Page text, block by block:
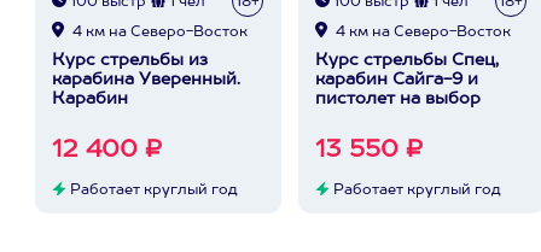
4 км на Северо-Восток
Курс стрельбы из
карабина Уверенный.
Карабин
12 400 ₽
Работает круглый год
4 км на Северо-Восток
Курс стрельбы Спец,
карабин Сайга-9 и
пистолет на выбор
13 550 ₽
Работает круглый год